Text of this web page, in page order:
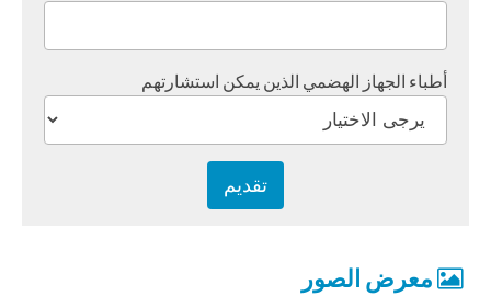
أطباء الجهاز الهضمي الذين يمكن استشارتهم
معرض الصور